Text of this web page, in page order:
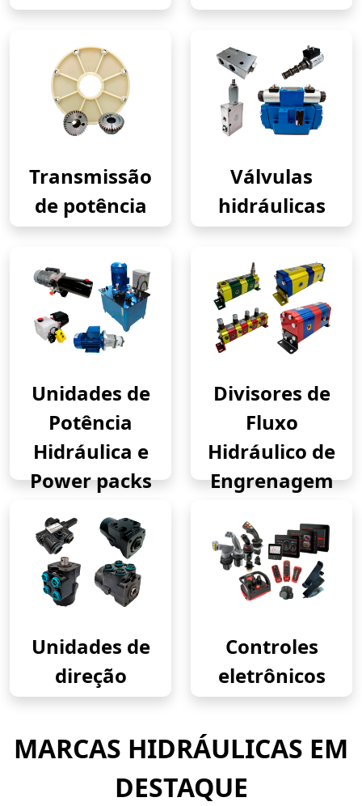
Transmissão
de potência
Válvulas
hidráulicas
Unidades de
Potência
Hidráulica e
Power packs
Divisores de
Fluxo
Hidráulico de
Engrenagem
Unidades de
direção
Controles
eletrônicos
MARCAS HIDRÁULICAS EM
DESTAQUE